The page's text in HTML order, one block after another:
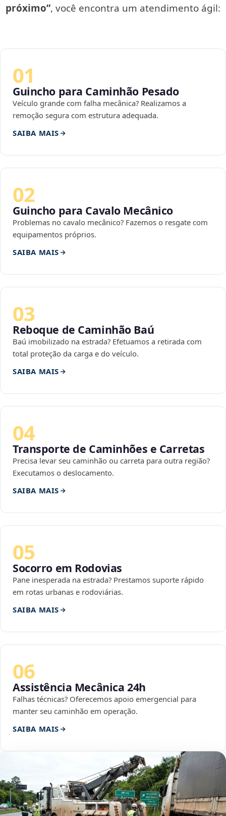
próximo”, você encontra um atendimento ágil:
01
Guincho para Caminhão Pesado
Veículo grande com falha mecânica? Realizamos a
remoção segura com estrutura adequada.
SAIBA MAIS
02
Guincho para Cavalo Mecânico
Problemas no cavalo mecânico? Fazemos o resgate com
equipamentos próprios.
SAIBA MAIS
03
Reboque de Caminhão Baú
Baú imobilizado na estrada? Efetuamos a retirada com
total proteção da carga e do veículo.
SAIBA MAIS
04
Transporte de Caminhões e Carretas
Precisa levar seu caminhão ou carreta para outra região?
Executamos o deslocamento.
SAIBA MAIS
05
Socorro em Rodovias
Pane inesperada na estrada? Prestamos suporte rápido
em rotas urbanas e rodoviárias.
SAIBA MAIS
06
Assistência Mecânica 24h
Falhas técnicas? Oferecemos apoio emergencial para
manter seu caminhão em operação.
SAIBA MAIS